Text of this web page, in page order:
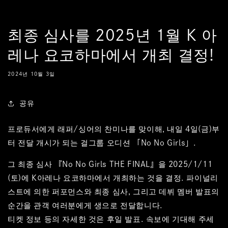
최종 심사를 2025년 1월 K 아
레나 요코하마에서 개최 결정!
2024년 10월 3일
공유
프로듀서에게 래퍼/싱어의 찬미나를 맞이해, 내일 4일(금)부
터 전달 개시가 되는 걸그룹 오디션 「No No Girls」.
그 최종 심사 『No No Girls THE FINAL』을 2025/1/11
(토)에 K아레나 요코하마에서 개최하는 것을 결정. 파이널리
스트에 의한 퍼포먼스와 최종 심사, 그리고 데뷔 멤버 발표의
순간을 관객 여러분에게 생으로 전달합니다.
티켓 정보 등의 자세한 것은 후일 발표. 속보에 기대해 주세